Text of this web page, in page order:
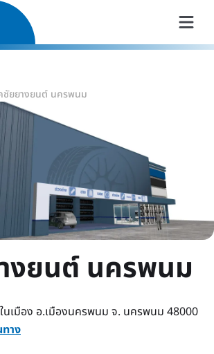
ชัยยางยนต์ นครพนม
งยนต์ นครพนม
นเมือง อ.เมืองนครพนม จ. นครพนม 48000
ทาง